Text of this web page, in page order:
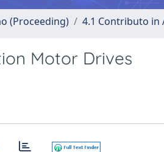
(Proceeding) 4.1 Contributo in
Motor Drives